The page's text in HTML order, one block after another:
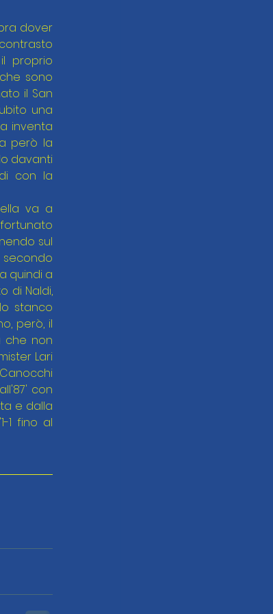
dover
proprio
sono
il San
una
inventa
però la
davanti
con la
va a
sul
secondo
quindi a
di Naldi,
stanco
però, il
che non
Lari
con
e dalla
1 fino al